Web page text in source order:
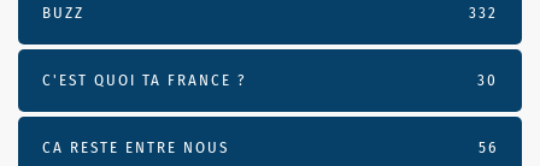
BUZZ 332
C'EST QUOI TA FRANCE ? 30
CA RESTE ENTRE NOUS 56